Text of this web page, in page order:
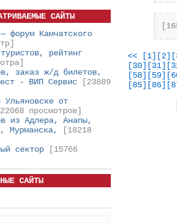
САЙТЫ
форум Камчатского
рейтинг
заказ ж/д билетов,
- ВИП Сервис
[23889
Ульяновске от
просмотров]
из Адлера, Анапы,
Мурманска,
[18218
сектор
[15766
САЙТЫ
<< [1] [2]
[30] [31]
[58] [59]
[85] [86]